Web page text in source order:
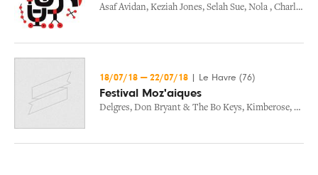
Asaf Avidan, Keziah Jones, Selah Sue, Nola , Charlie Winston
18/07/18 — 22/07/18 Le Havre (76)
Festival Moz'aiques
Delgres, Don Bryant & The Bo Keys, Kimberose,